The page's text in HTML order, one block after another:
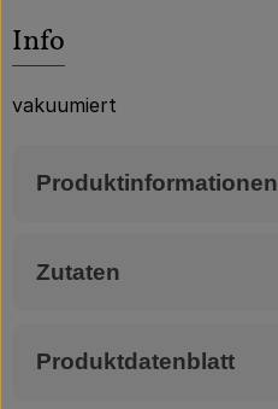
Info
vakuumiert
Produktinformationen
Zutaten
Produktdatenblatt